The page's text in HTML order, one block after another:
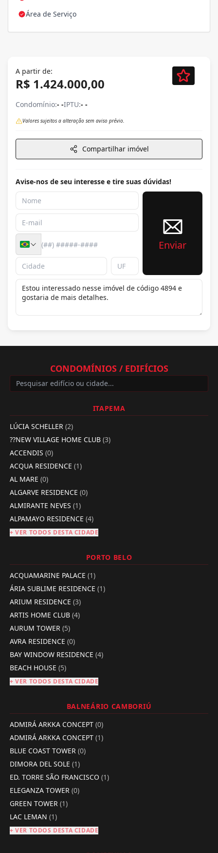
Área de Serviço
A partir de:
R$ 1.424.000,00
Condomínio:- -IPTU:- -
Valores sujeitos a alteração sem aviso prévio.
Compartilhar imóvel
Avise-nos de seu interesse e tire suas dúvidas!
Enviar
CONDOMÍNIOS / EDIFÍCIOS
ITAPEMA
LÚCIA SCHELLER (2)
??NEW VILLAGE HOME CLUB (3)
ACCENDIS (0)
ACQUA RESIDENCE (1)
AL MARE (0)
ALGARVE RESIDENCE (0)
ALMIRANTE NEVES (1)
ALPAMAYO RESIDENCE (4)
+ VER TODOS DESTA CIDADE
PORTO BELO
ACQUAMARINE PALACE (1)
ÁRIA SUBLIME RESIDENCE (1)
ARIUM RESIDENCE (3)
ARTIS HOME CLUB (4)
AURUM TOWER (5)
AVRA RESIDENCE (0)
BAY WINDOW RESIDENCE (4)
BEACH HOUSE (5)
+ VER TODOS DESTA CIDADE
BALNEÁRIO CAMBORIÚ
ADMIRÁ ARKKA CONCEPT (0)
ADMIRÁ ARKKA CONCEPT (1)
BLUE COAST TOWER (0)
DIMORA DEL SOLE (1)
ED. TORRE SÃO FRANCISCO (1)
ELEGANZA TOWER (0)
GREEN TOWER (1)
LAC LEMAN (1)
+ VER TODOS DESTA CIDADE